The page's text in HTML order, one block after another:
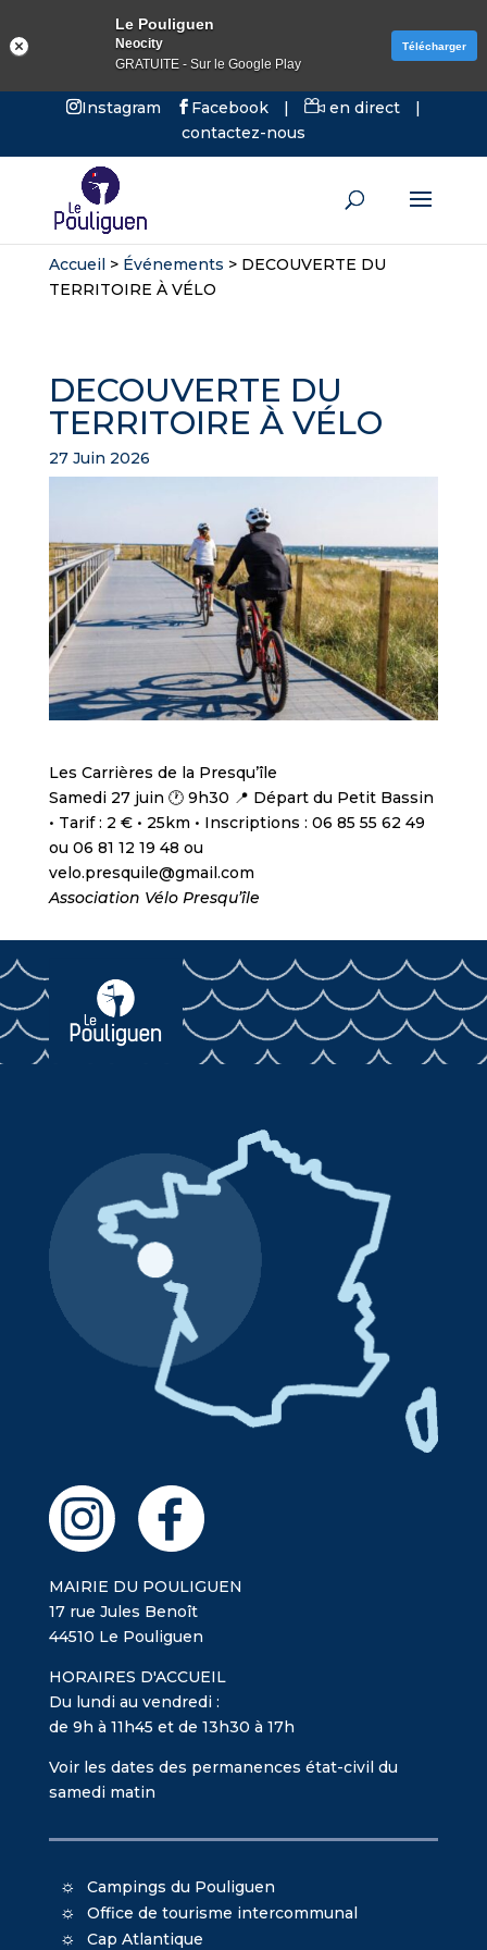
Instagram Facebook | en direct
|
contactez-nous
Accueil> Événements > DECOUVERTE DU
TERRITOIRE À VÉLO
DECOUVERTE DU
TERRITOIRE À VÉLO
27 Juin 2026
Les Carrières de la Presqu’île
Samedi 27 juin 🕐 9h30 📍 Départ du Petit Bassin
• Tarif : 2 € • 25km • Inscriptions : 06 85 55 62 49
ou 06 81 12 19 48 ou
velo.presquile@gmail.com
Association Vélo Presqu’île
MAIRIE DU POULIGUEN
17 rue Jules Benoît
44510 Le Pouliguen
HORAIRES D'ACCUEIL
Du lundi au vendredi :
de 9h à 11h45 et de 13h30 à 17h
Voir les dates des permanences état-civil du
samedi matin
Campings du Pouliguen
Office de tourisme intercommunal
Cap Atlantique
Le Pouliguen
Neocity
GRATUITE - Sur le Google Play
Télécharger